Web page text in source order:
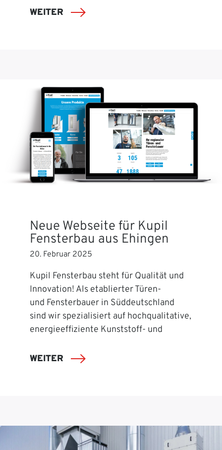
WEITER
Neue Webseite für Kupil
Fensterbau aus Ehingen
20. Februar 2025
Kupil Fensterbau steht für Qualität und
Innovation! Als etablierter Türen-
und Fensterbauer in Süddeutschland
sind wir spezialisiert auf hochqualitative,
energieeffiziente Kunststoff- und
WEITER